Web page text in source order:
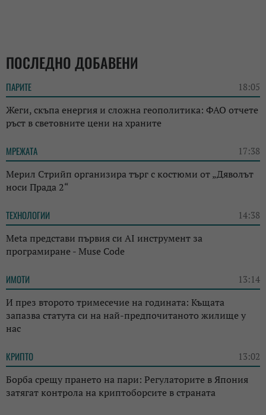
ПОСЛЕДНО ДОБАВЕНИ
ПАРИТЕ 18:05
Жеги, скъпа енергия и сложна геополитика: ФАО отчете
ръст в световните цени на храните
МРЕЖАТА 17:38
Мерил Стрийп организира търг с костюми от „Дяволът
носи Прада 2“
ТЕХНОЛОГИИ 14:38
Meta представи първия си AI инструмент за
програмиране - Muse Code
ИМОТИ 13:14
И през второто тримесечие на годината: Къщата
запазва статута си на най-предпочитаното жилище у
нас
КРИПТО 13:02
Борба срещу прането на пари: Регулаторите в Япония
затягат контрола на криптоборсите в страната